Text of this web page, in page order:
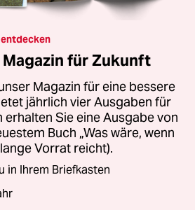
entdecken
für Zukunft
Magazin für eine bessere
jährlich vier Ausgaben für
erhalten Sie eine Ausgabe von
Buch „Was wäre, wenn
Vorrat reicht).
in Ihrem Briefkasten